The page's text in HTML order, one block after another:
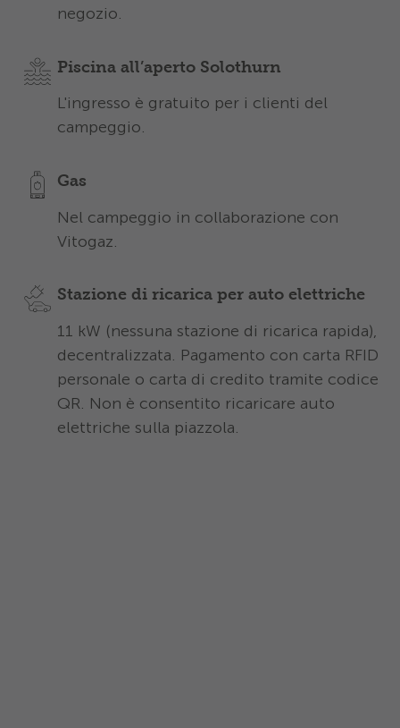
negozio.
Piscina all’aperto Solothurn
L'ingresso è gratuito per i clienti del
campeggio.
Gas
Nel campeggio in collaborazione con
Vitogaz.
Stazione di ricarica per auto elettriche
11 kW (nessuna stazione di ricarica rapida),
decentralizzata. Pagamento con carta RFID
personale o carta di credito tramite codice
QR. Non è consentito ricaricare auto
elettriche sulla piazzola.